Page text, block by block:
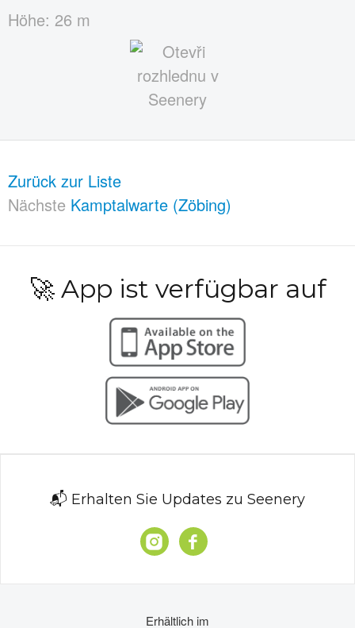
Höhe: 26 m
Zurück zur Liste
Nächste Kamptalwarte (Zöbing)
🚀 App ist verfügbar auf
📬 Erhalten Sie Updates zu Seenery
Erhältlich im